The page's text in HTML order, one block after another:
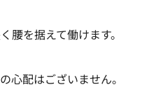
腰を据えて働けます。
心配はございません。